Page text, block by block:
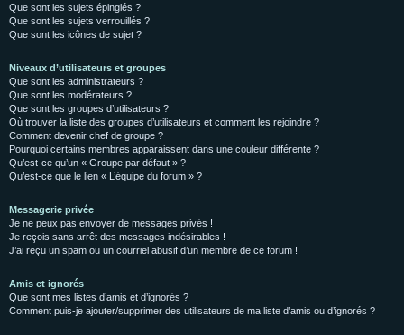
Que sont les sujets épinglés ?
Que sont les sujets verrouillés ?
Que sont les icônes de sujet ?
Niveaux d’utilisateurs et groupes
Que sont les administrateurs ?
Que sont les modérateurs ?
Que sont les groupes d’utilisateurs ?
Où trouver la liste des groupes d’utilisateurs et comment les rejoindre ?
Comment devenir chef de groupe ?
Pourquoi certains membres apparaissent dans une couleur différente ?
Qu’est-ce qu’un « Groupe par défaut » ?
Qu’est-ce que le lien « L’équipe du forum » ?
Messagerie privée
Je ne peux pas envoyer de messages privés !
Je reçois sans arrêt des messages indésirables !
J’ai reçu un spam ou un courriel abusif d’un membre de ce forum !
Amis et ignorés
Que sont mes listes d’amis et d’ignorés ?
Comment puis-je ajouter/supprimer des utilisateurs de ma liste d’amis ou d’ignorés ?